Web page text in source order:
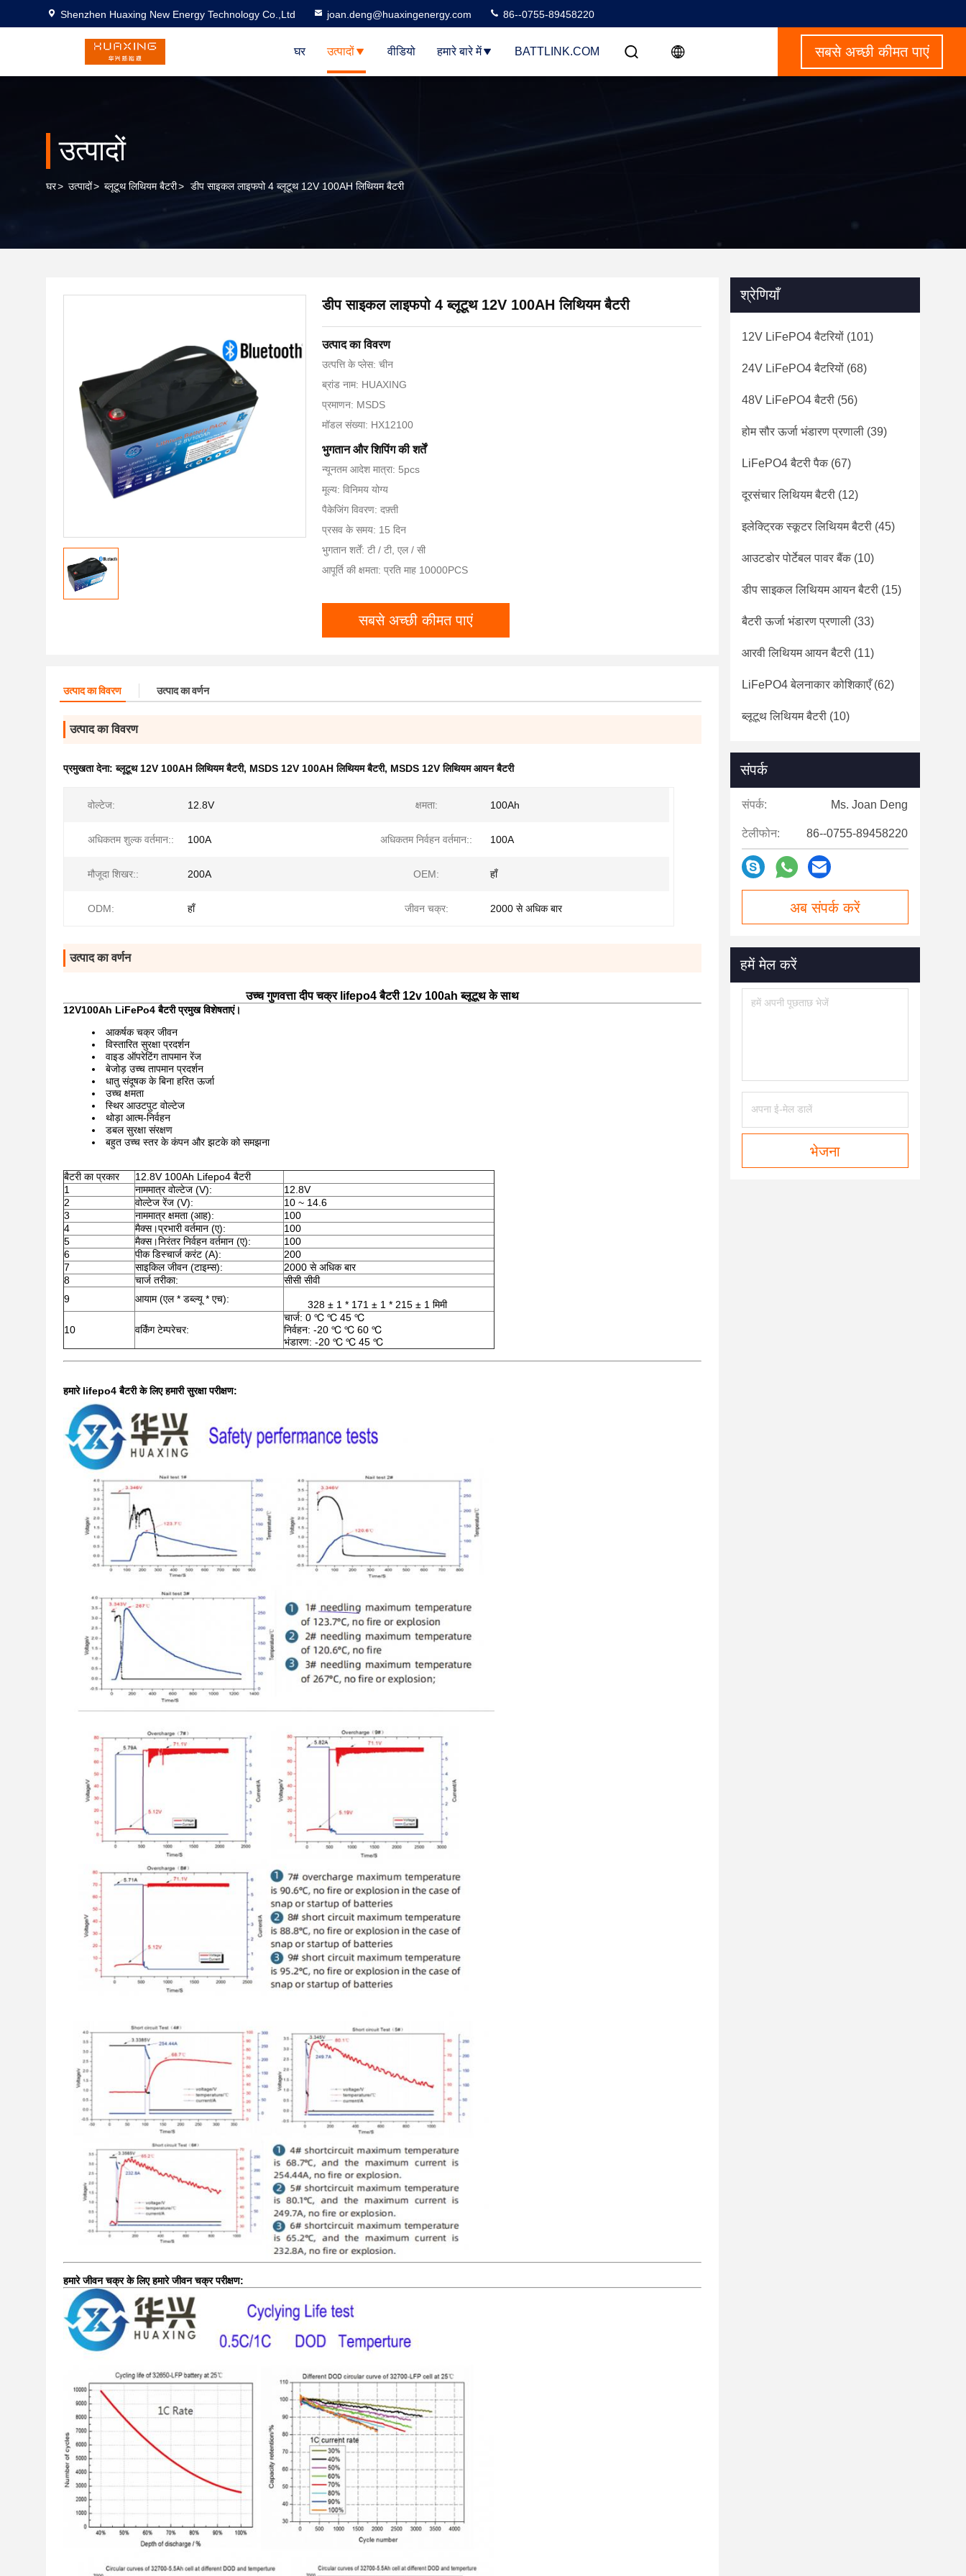
Shenzhen Huaxing New Energy Technology Co.,Ltd joan.deng@huaxingenergy.com 86--0755-89458220
घर उत्पादों वीडियो हमारे बारे में BATTLINK.COM सबसे अच्छी कीमत पाएं
उत्पादों
घर> उत्पादों> ब्लूटूथ लिथियम बैटरी> डीप साइकल लाइफपो 4 ब्लूटूथ 12V 100AH ​​लिथियम बैटरी
डीप साइकल लाइफपो 4 ब्लूटूथ 12V 100AH ​​लिथियम बैटरी
उत्पाद का विवरण
उत्पत्ति के प्लेस: चीन
ब्रांड नाम: HUAXING
प्रमाणन: MSDS
मॉडल संख्या: HX12100
भुगतान और शिपिंग की शर्तें
न्यूनतम आदेश मात्रा: 5pcs
मूल्य: विनिमय योग्य
पैकेजिंग विवरण: दफ़्ती
प्रसव के समय: 15 दिन
भुगतान शर्तें: टी / टी, एल / सी
आपूर्ति की क्षमता: प्रति माह 10000PCS
सबसे अच्छी कीमत पाएं
उत्पाद का विवरण उत्पाद का वर्णन
उत्पाद का विवरण
प्रमुखता देना:ब्लूटूथ 12V 100AH ​​लिथियम बैटरी, MSDS 12V 100AH ​​लिथियम बैटरी, MSDS 12V लिथियम आयन बैटरी
वोल्टेज: 12.8V क्षमता: 100Ah
अधिकतम शुल्क वर्तमान:: 100A अधिकतम निर्वहन वर्तमान:: 100A
मौजूदा शिखर:: 200A OEM: हाँ
ODM: हाँ जीवन चक्र: 2000 से अधिक बार
उत्पाद का वर्णन
उच्च गुणवत्ता दीप चक्र lifepo4 बैटरी 12v 100ah ब्लूटूथ के साथ
12V100Ah LiFePo4 बैटरी प्रमुख विशेषताएं।
आकर्षक चक्र जीवन
विस्तारित सुरक्षा प्रदर्शन
वाइड ऑपरेटिंग तापमान रेंज
बेजोड़ उच्च तापमान प्रदर्शन
धातु संदूषक के बिना हरित ऊर्जा
उच्च क्षमता
स्थिर आउटपुट वोल्टेज
थोड़ा आत्म-निर्वहन
डबल सुरक्षा संरक्षण
बहुत उच्च स्तर के कंपन और झटके को समझना
बैटरी का प्रकार
12.8V 100Ah Lifepo4 बैटरी
1
नाममात्र वोल्टेज (V):
12.8V
2
वोल्टेज रेंज (V):
10 ~ 14.6
3
नाममात्र क्षमता (आह):
100
4
मैक्स।प्रभारी वर्तमान (ए):
100
5
मैक्स।निरंतर निर्वहन वर्तमान (ए):
100
6
पीक डिस्चार्ज करंट (A):
200
7
साइकिल जीवन (टाइम्स):
2000 से अधिक बार
8
चार्ज तरीका:
सीसी सीवी
9
आयाम (एल * डब्ल्यू * एच): 328 ± 1 * 171 ± 1 * 215 ± 1 मिमी
10 वर्किंग टेम्परेचर:
चार्ज: 0 ℃ ℃ 45 ℃
निर्वहन: -20 ℃ ℃ 60 ℃
भंडारण: -20 ℃ ℃ 45 ℃
हमारे lifepo4 बैटरी के लिए हमारी सुरक्षा परीक्षण:
हमारे जीवन चक्र के लिए हमारे जीवन चक्र परीक्षण:
श्रेणियाँ
12V LiFePO4 बैटरियों (101)
24V LiFePO4 बैटरियों (68)
48V LiFePO4 बैटरी (56)
होम सौर ऊर्जा भंडारण प्रणाली (39)
LiFePO4 बैटरी पैक (67)
दूरसंचार लिथियम बैटरी (12)
इलेक्ट्रिक स्कूटर लिथियम बैटरी (45)
आउटडोर पोर्टेबल पावर बैंक (10)
डीप साइकल लिथियम आयन बैटरी (15)
बैटरी ऊर्जा भंडारण प्रणाली (33)
आरवी लिथियम आयन बैटरी (11)
LiFePO4 बेलनाकार कोशिकाएँ(62)
ब्लूटूथ लिथियम बैटरी (10)
संपर्क
संपर्क: Ms. Joan Deng
टेलीफोन: 86--0755-89458220
अब संपर्क करें
हमें मेल करें
भेजना